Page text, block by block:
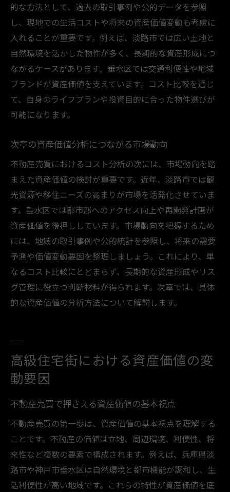
地域特性を活かした不動産売買の工夫
将来の価値変動を意識した判断基準
専門家の意見を参考にした資産形成術
まとめとしての判断材料と今後の展望
的な方法として、過去の取引事例や公的データを参照
し、現地での生活コストや将来の資産価値変動も考慮に
入れることが重要です。例えば、淡路市では広い土地と
自然環境を活かした物件が多く、長期的な資産形成につ
ながるケースがあります。垂水区では交通利便性や地域
ブランドが資産価値を支えています。コスト比較を通じ
て、自身のライフプランや投資目的に合った物件選びが
可能になります。
次章の資産価値分析につながる市場動向
不動産売買におけるコスト分析の次には、市場動向を踏
まえた資産価値の検討が重要です。近年、淡路市では観
光資源や移住ニーズの高まりが市場を活発化させていま
す。垂水区では都市部へのアクセス向上や再開発計画が
資産価値を後押ししています。市場動向を把握するため
には、地域の取引事例や公的統計を参照し、将来の需要
予測や価値変動要因を整理しましょう。これにより、単
なるコスト比較にとどまらず、長期的な資産形成やリス
ク管理に役立つ判断材料が得られます。次章では、具体
的な資産価値の分析方法について解説します。
高級住宅街における資産価値の変
動要因
不動産売買で押さえる資産価値の基本視点
不動産売買の第一歩は、資産価値の基本視点を理解する
ことです。不動産の価値は立地、周辺環境、利便性、将
来性など複数の要素で構成されます。例えば、兵庫県淡
路市や神戸市垂水区は自然環境と都市機能が調和し、生
活利便性が高い地域です。これらの特性が資産価値を底